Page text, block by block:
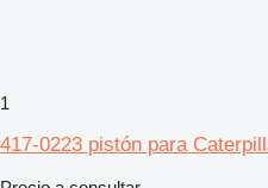
1
417-0223 pistón para